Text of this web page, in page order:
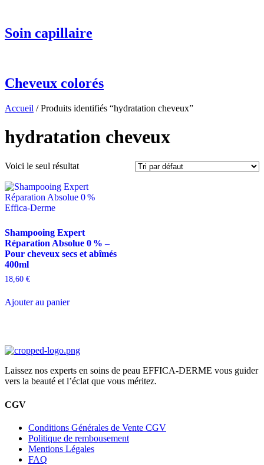
Soin capillaire
Cheveux colorés
Accueil / Produits identifiés “hydratation cheveux”
hydratation cheveux
Voici le seul résultat
Shampooing Expert
Réparation Absolue 0 % –
Pour cheveux secs et abîmés
400ml
18,60 €
Ajouter au panier
Laissez nos experts en soins de peau EFFICA-DERME vous guider
vers la beauté et l’éclat que vous méritez.
CGV
Conditions Générales de Vente CGV
Politique de rembousement
Mentions Légales
FAQ